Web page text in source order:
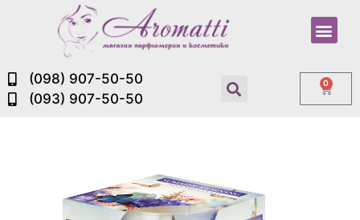
(098) 907-50-50
(093) 907-50-50
0